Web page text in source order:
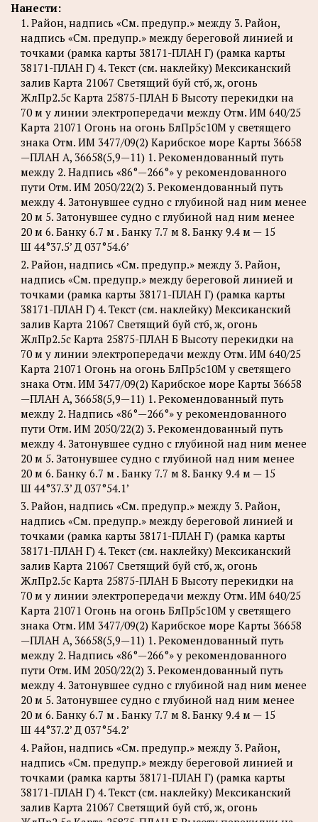
Нанести:
1. Район, надпись «См. предупр.» между 3. Район,
надпись «См. предупр.» между береговой линией и
точками (рамка карты 38171-ПЛАН Г) (рамка карты
38171-ПЛАН Г) 4. Текст (см. наклейку) Мексиканский
залив Карта 21067 Светящий буй стб, ж, огонь
ЖлПр2.5с Карта 25875-ПЛАН Б Высоту перекидки на
70 м у линии электропередачи между Отм. ИМ 640/25
Карта 21071 Огонь на огонь БлПр5с10М у светящего
знака Отм. ИМ 3477/09(2) Карибское море Карты 36658
—ПЛАН А, 36658(5,9—11) 1. Рекомендованный путь
между 2. Надпись «86°—266°» у рекомендованного
пути Отм. ИМ 2050/22(2) 3. Рекомендованный путь
между 4. Затонувшее судно с глубиной над ним менее
20 м 5. Затонувшее судно с глубиной над ним менее
20 м 6. Банку 6.7 м . Банку 7.7 м 8. Банку 9.4 м — 15
Ш 44°37.5’ Д 037°54.6’
2. Район, надпись «См. предупр.» между 3. Район,
надпись «См. предупр.» между береговой линией и
точками (рамка карты 38171-ПЛАН Г) (рамка карты
38171-ПЛАН Г) 4. Текст (см. наклейку) Мексиканский
залив Карта 21067 Светящий буй стб, ж, огонь
ЖлПр2.5с Карта 25875-ПЛАН Б Высоту перекидки на
70 м у линии электропередачи между Отм. ИМ 640/25
Карта 21071 Огонь на огонь БлПр5с10М у светящего
знака Отм. ИМ 3477/09(2) Карибское море Карты 36658
—ПЛАН А, 36658(5,9—11) 1. Рекомендованный путь
между 2. Надпись «86°—266°» у рекомендованного
пути Отм. ИМ 2050/22(2) 3. Рекомендованный путь
между 4. Затонувшее судно с глубиной над ним менее
20 м 5. Затонувшее судно с глубиной над ним менее
20 м 6. Банку 6.7 м . Банку 7.7 м 8. Банку 9.4 м — 15
Ш 44°37.3’ Д 037°54.1’
3. Район, надпись «См. предупр.» между 3. Район,
надпись «См. предупр.» между береговой линией и
точками (рамка карты 38171-ПЛАН Г) (рамка карты
38171-ПЛАН Г) 4. Текст (см. наклейку) Мексиканский
залив Карта 21067 Светящий буй стб, ж, огонь
ЖлПр2.5с Карта 25875-ПЛАН Б Высоту перекидки на
70 м у линии электропередачи между Отм. ИМ 640/25
Карта 21071 Огонь на огонь БлПр5с10М у светящего
знака Отм. ИМ 3477/09(2) Карибское море Карты 36658
—ПЛАН А, 36658(5,9—11) 1. Рекомендованный путь
между 2. Надпись «86°—266°» у рекомендованного
пути Отм. ИМ 2050/22(2) 3. Рекомендованный путь
между 4. Затонувшее судно с глубиной над ним менее
20 м 5. Затонувшее судно с глубиной над ним менее
20 м 6. Банку 6.7 м . Банку 7.7 м 8. Банку 9.4 м — 15
Ш 44°37.2’ Д 037°54.2’
4. Район, надпись «См. предупр.» между 3. Район,
надпись «См. предупр.» между береговой линией и
точками (рамка карты 38171-ПЛАН Г) (рамка карты
38171-ПЛАН Г) 4. Текст (см. наклейку) Мексиканский
залив Карта 21067 Светящий буй стб, ж, огонь